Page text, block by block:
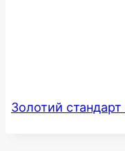
Золотий